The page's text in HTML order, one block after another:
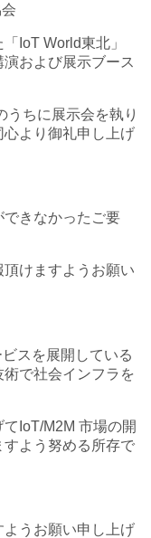
IoT World東北」
および展示ブース
うちに展示会を執り
より御礼申し上げ
できなかったご要
けますようお願い
スを展開している
で社会インフラを
IoT/M2M 市場の開
よう努める所存で
うお願い申し上げ